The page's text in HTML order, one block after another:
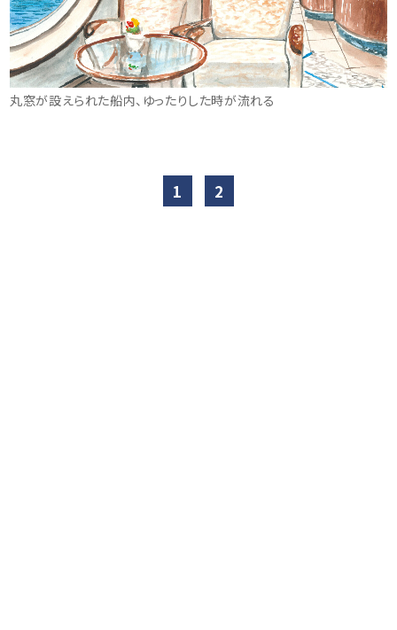
丸窓が設えられた船内、ゆったりした時が流れる
1 2